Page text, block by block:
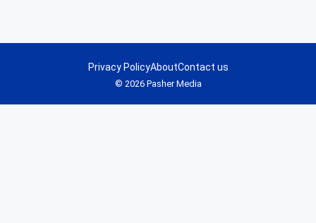
© 2026 Pasher Media
Privacy PolicyAboutContact us